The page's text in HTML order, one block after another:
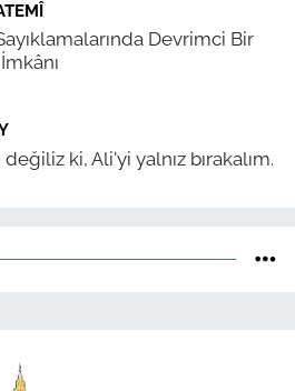
Devrimci Bir
ki, Ali'yi yalnız bırakalım.